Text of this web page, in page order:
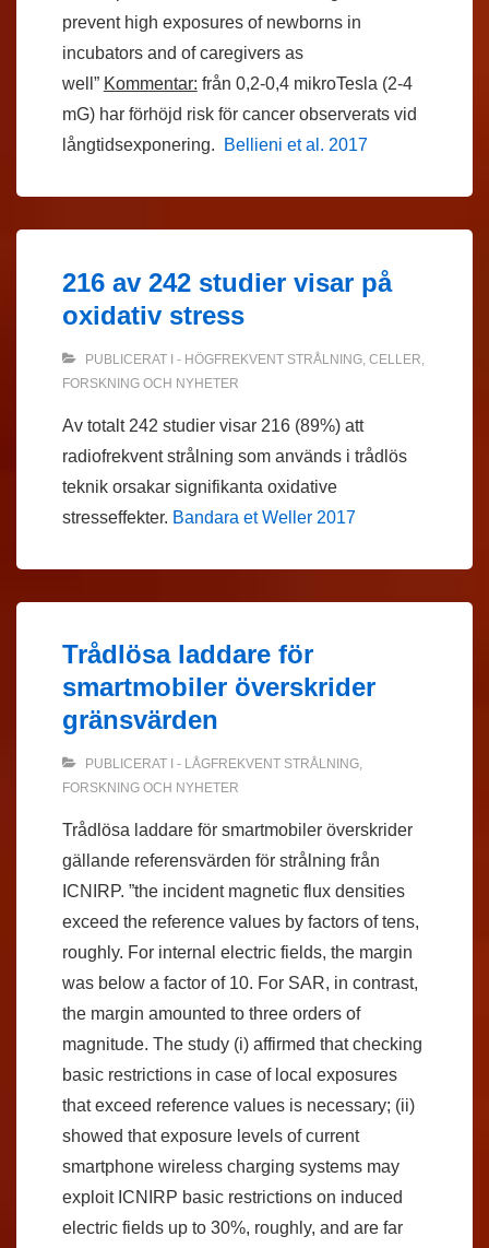
prevent high exposures of newborns in
incubators and of caregivers as
well” Kommentar: från 0,2-0,4 mikroTesla (2-4
mG) har förhöjd risk för cancer observerats vid
långtidsexponering.
Bellieni et al. 2017
216 av 242 studier visar på
oxidativ stress
PUBLICERAT I - HÖGFREKVENT STRÅLNING, CELLER
FORSKNING OCH NYHETER
Av totalt 242 studier visar 216 (89%) att
radiofrekvent strålning som används i trådlös
teknik orsakar signifikanta oxidative
stresseffekter. Bandara et Weller 2017
Trådlösa laddare för
smartmobiler överskrider
gränsvärden
PUBLICERAT I - LÅGFREKVENT STRÅLNING,
FORSKNING OCH NYHETER
Trådlösa laddare för smartmobiler överskrider
gällande referensvärden för strålning från
ICNIRP. ”the incident magnetic flux densities
exceed the reference values by factors of tens,
roughly. For internal electric fields, the margin
was below a factor of 10. For SAR, in contrast,
the margin amounted to three orders of
magnitude. The study (i) affirmed that checking
basic restrictions in case of local exposures
that exceed reference values is necessary; (ii)
showed that exposure levels of current
smartphone wireless charging systems may
exploit ICNIRP basic restrictions on induced
electric fields up to 30%, roughly, and are far